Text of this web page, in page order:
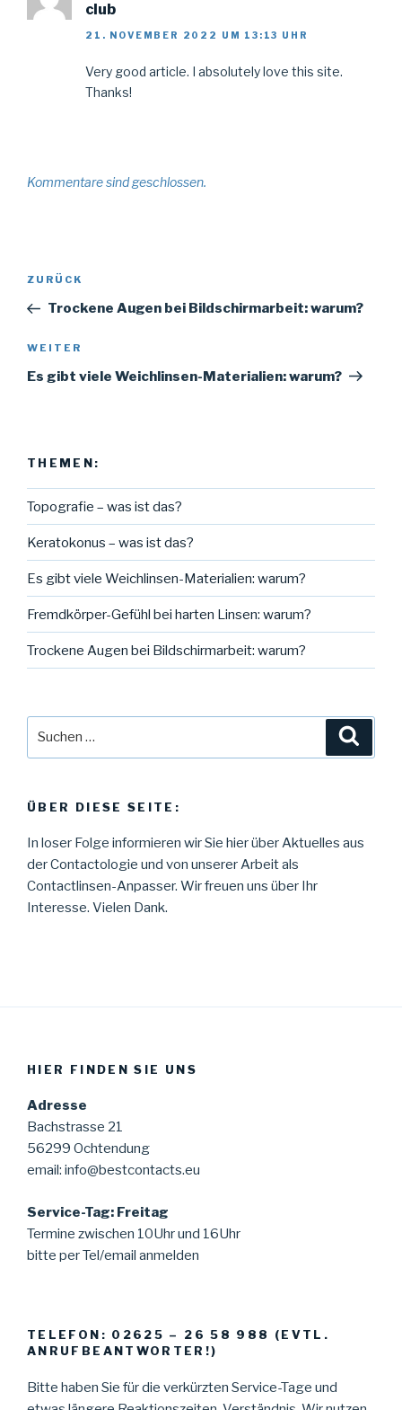
club
21. NOVEMBER 2022 UM 13:13 UHR
Very good article. I absolutely love this site.
Thanks!
Kommentare sind geschlossen.
Beitragsnavigation
Vorheriger
Beitrag
ZURÜCK
Trockene Augen bei Bildschirmarbeit: warum?
Nächster
Beitrag
WEITER
Es gibt viele Weichlinsen-Materialien: warum?
THEMEN:
Topografie – was ist das?
Keratokonus – was ist das?
Es gibt viele Weichlinsen-Materialien: warum?
Fremdkörper-Gefühl bei harten Linsen: warum?
Trockene Augen bei Bildschirmarbeit: warum?
ÜBER DIESE SEITE:
In loser Folge informieren wir Sie hier über Aktuelles aus
der Contactologie und von unserer Arbeit als
Contactlinsen-Anpasser. Wir freuen uns über Ihr
Interesse. Vielen Dank.
HIER FINDEN SIE UNS
Adresse
Bachstrasse 21
56299 Ochtendung
email: info@bestcontacts.eu
Service-Tag: Freitag
Termine zwischen 10Uhr und 16Uhr
bitte per Tel/email anmelden
TELEFON: 02625 – 26 58 988 (EVTL.
ANRUFBEANTWORTER!)
Bitte haben Sie für die verkürzten Service-Tage und